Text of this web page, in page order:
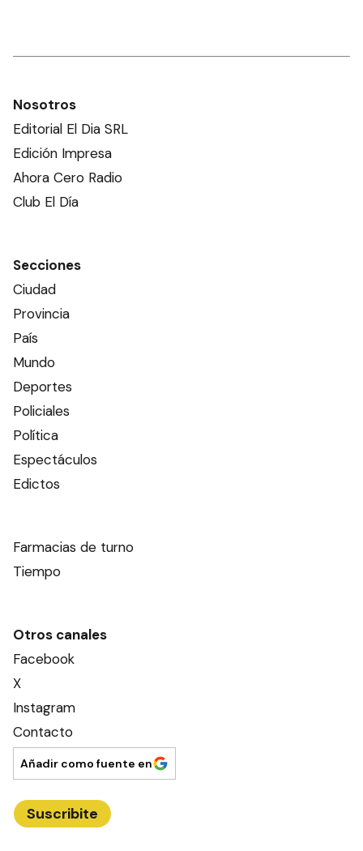
Nosotros
Editorial El Dia SRL
Edición Impresa
Ahora Cero Radio
Club El Día
Secciones
Ciudad
Provincia
País
Mundo
Deportes
Policiales
Política
Espectáculos
Edictos
Farmacias de turno
Tiempo
Otros canales
Facebook
X
Instagram
Contacto
Añadir como fuente en
Suscribite